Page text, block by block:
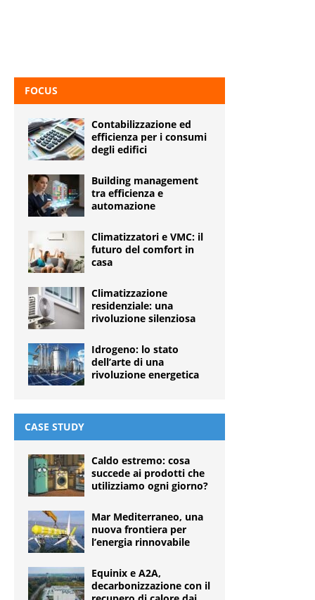
FOCUS
Contabilizzazione ed
efficienza per i consumi
degli edifici
Building management
tra efficienza e
automazione
Climatizzatori e VMC: il
futuro del comfort in
casa
Climatizzazione
residenziale: una
rivoluzione silenziosa
Idrogeno: lo stato
dell’arte di una
rivoluzione energetica
CASE STUDY
Caldo estremo: cosa
succede ai prodotti che
utilizziamo ogni giorno?
Mar Mediterraneo, una
nuova frontiera per
l’energia rinnovabile
Equinix e A2A,
decarbonizzazione con il